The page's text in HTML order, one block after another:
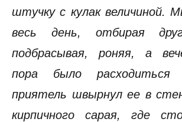
штучку с кулак величиной.
весь день, отбирая
подбрасывая, роняя, а
пора было
приятель швырнул ее в
кирпичного сарая, где